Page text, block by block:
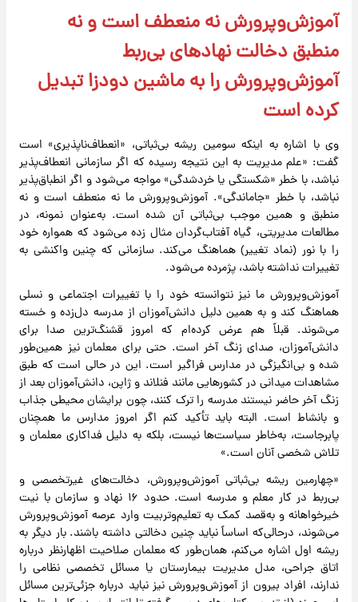
آموزش‌وپرورش نه منعطف است و نه
منطبق دخالت‌ نهادهای بی‌ربط
آموزش‌وپرورش را به ماشین دودزا تبدیل
کرده است
وی با اشاره به اینکه سومین ریشه بی‌ثباتی، «انعطاف‌ناپذیری» است
گفت: «علم مدیریت به این نتیجه رسیده که اگر سازمانی انعطاف‌پذیر
نباشد، با خطر «شکستگی یا خردشدگی» مواجه می‌شود و اگر انطباق‌پذیر
نباشد، با خطر «جاماندگی». آموزش‌وپرورش ما نه منعطف است و نه
منطبق و همین موجب بی‌ثباتی آن شده است. به‌عنوان نمونه، در
مطالعات مدیریتی، گیاه آفتاب‌گردان مثال زده می‌شود که همواره خود
را با نور (نماد تغییر) هماهنگ می‌کند. سازمانی که چنین واکنشی به
تغییرات نداشته باشد، پژمرده می‌شود.
آموزش‌وپرورش ما نیز نتوانسته خود را با تغییرات اجتماعی و نسلی
هماهنگ کند و به همین دلیل دانش‌آموزان از مدرسه دل‌زده و خسته
می‌شوند. قبلاً هم عرض کرده‌ام که امروز قشنگ‌ترین صدا برای
دانش‌آموزان، صدای زنگ آخر است. حتی برای معلمان نیز همین‌طور
شده و بی‌انگیزگی در مدارس فراگیر است. این در حالی است که طبق
مشاهدات میدانی در کشورهایی مانند فنلاند و ژاپن، دانش‌آموزان بعد از
زنگ آخر حاضر نیستند مدرسه را ترک کنند، چون برایشان محیطی جذاب
و بانشاط است. البته باید تأکید کنم اگر امروز مدارس ما همچنان
پابرجاست، به‌خاطر سیاست‌ها نیست، بلکه به دلیل فداکاری معلمان و
تلاش شخصی آنان است.»
«چهارمین ریشه بی‌ثباتی آموزش‌وپرورش، دخالت‌های غیرتخصصی و
بی‌ربط در کار معلم و مدرسه است. حدود ۱۶ نهاد و سازمان با نیت
خیرخواهانه و به‌قصد کمک به تعلیم‌وتربیت وارد عرصه آموزش‌وپرورش
می‌شوند، درحالی‌که اساساً نباید چنین دخالتی داشته باشند. بار دیگر به
ریشه اول اشاره می‌کنم، همان‌طور که معلمان صلاحیت اظهارنظر درباره
اتاق جراحی، مدل مدیریت بیمارستان یا مسائل تخصصی نظامی را
ندارند، افراد بیرون از آموزش‌وپرورش نیز نباید درباره جزئی‌ترین مسائل